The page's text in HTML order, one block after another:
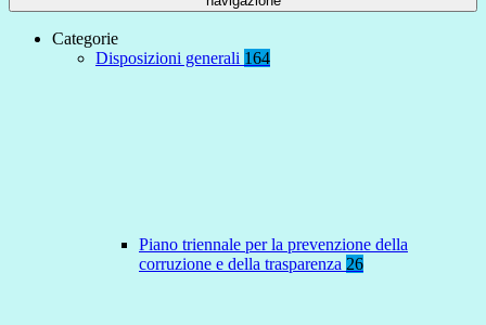
Categorie
Disposizioni generali 164
Piano triennale per la prevenzione della
corruzione e della trasparenza 26